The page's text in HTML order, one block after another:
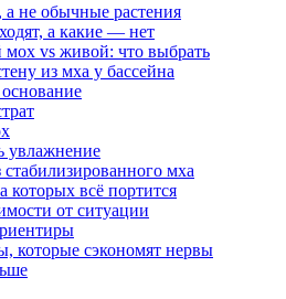
не обычные растения
а какие — нет
vs живой: что выбрать
из мха у бассейна
увлажнение
стабилизированного мха
которых всё портится
от ситуации
которые сэкономят нервы